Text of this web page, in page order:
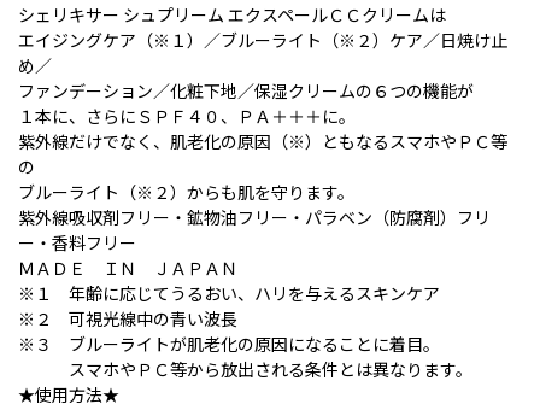
シェリキサー シュプリーム エクスペールＣＣクリームは
エイジングケア（※１）／ブルーライト（※２）ケア／日焼け止
め／
ファンデーション／化粧下地／保湿クリームの６つの機能が
１本に、さらにＳＰＦ４０、ＰＡ＋＋＋に。
紫外線だけでなく、肌老化の原因（※）ともなるスマホやＰＣ等
の
ブルーライト（※２）からも肌を守ります。
紫外線吸収剤フリー・鉱物油フリー・パラベン（防腐剤）フリ
ー・香料フリー
ＭＡＤＥ ＩＮ ＪＡＰＡＮ
※１ 年齢に応じてうるおい、ハリを与えるスキンケア
※２ 可視光線中の青い波長
※３ ブルーライトが肌老化の原因になることに着目。
スマホやＰＣ等から放出される条件とは異なります。
★使用方法★